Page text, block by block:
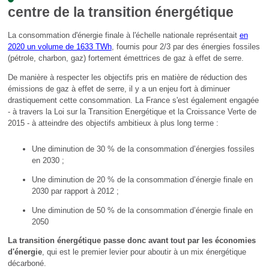
centre de la transition énergétique
La consommation d'énergie finale à l'échelle nationale représentait en
2020 un volume de 1633 TWh, fournis pour 2/3 par des énergies fossiles
(pétrole, charbon, gaz) fortement émettrices de gaz à effet de serre.
De manière à respecter les objectifs pris en matière de réduction des
émissions de gaz à effet de serre, il y a un enjeu fort à diminuer
drastiquement cette consommation. La France s'est également engagée
- à travers la Loi sur la Transition Energétique et la Croissance Verte de
2015 - à atteindre des objectifs ambitieux à plus long terme :
Une diminution de 30 % de la consommation d’énergies fossiles
en 2030 ;
Une diminution de 20 % de la consommation d’énergie finale en
2030 par rapport à 2012 ;
Une diminution de 50 % de la consommation d’énergie finale en
2050
La transition énergétique passe donc avant tout par les économies
d'énergie, qui est le premier levier pour aboutir à un mix énergétique
décarboné.